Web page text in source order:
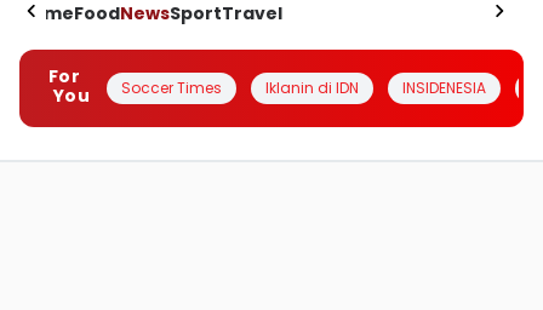
HomeFoodNewsSportTravel
For
You
Soccer Times Iklanin di IDN INSIDENESIA